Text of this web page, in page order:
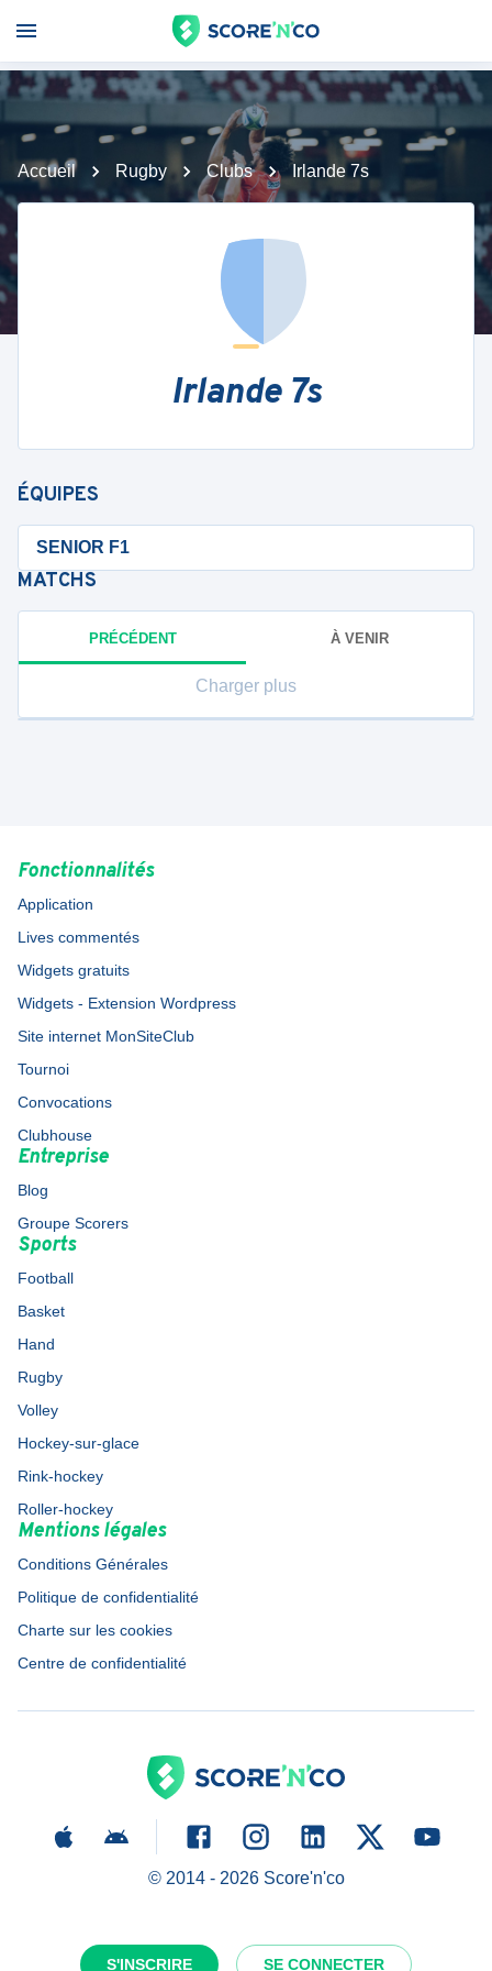
S'INSCRIRE SE CONNECTER
Accueil Rugby Clubs Irlande 7s
Irlande 7s
ÉQUIPES
SENIOR F1
MATCHS
PRÉCÉDENT À VENIR
Charger plus
Fonctionnalités
Application
Lives commentés
Widgets gratuits
Widgets - Extension Wordpress
Site internet MonSiteClub
Tournoi
Convocations
Clubhouse
Entreprise
Blog
Groupe Scorers
Sports
Football
Basket
Hand
Rugby
Volley
Hockey-sur-glace
Rink-hockey
Roller-hockey
Mentions légales
Conditions Générales
Politique de confidentialité
Charte sur les cookies
Centre de confidentialité
© 2014 - 2026Score'n'co